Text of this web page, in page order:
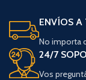
ENVÍOS A
No importa
24/7
Vos